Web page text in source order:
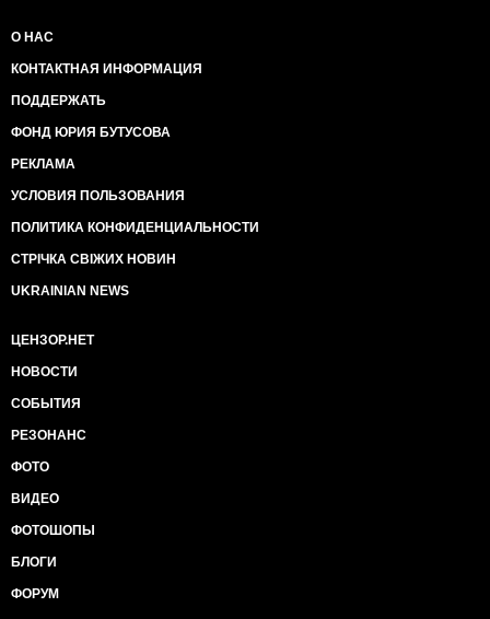
О НАС
КОНТАКТНАЯ ИНФОРМАЦИЯ
ПОДДЕРЖАТЬ
ФОНД ЮРИЯ БУТУСОВА
РЕКЛАМА
УСЛОВИЯ ПОЛЬЗОВАНИЯ
ПОЛИТИКА КОНФИДЕНЦИАЛЬНОСТИ
СТРІЧКА СВІЖИХ НОВИН
UKRAINIAN NEWS
ЦЕНЗОР.НЕТ
НОВОСТИ
СОБЫТИЯ
РЕЗОНАНС
ФОТО
ВИДЕО
ФОТОШОПЫ
БЛОГИ
ФОРУМ